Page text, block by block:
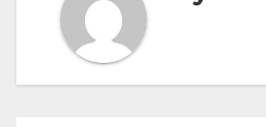
ー
シ